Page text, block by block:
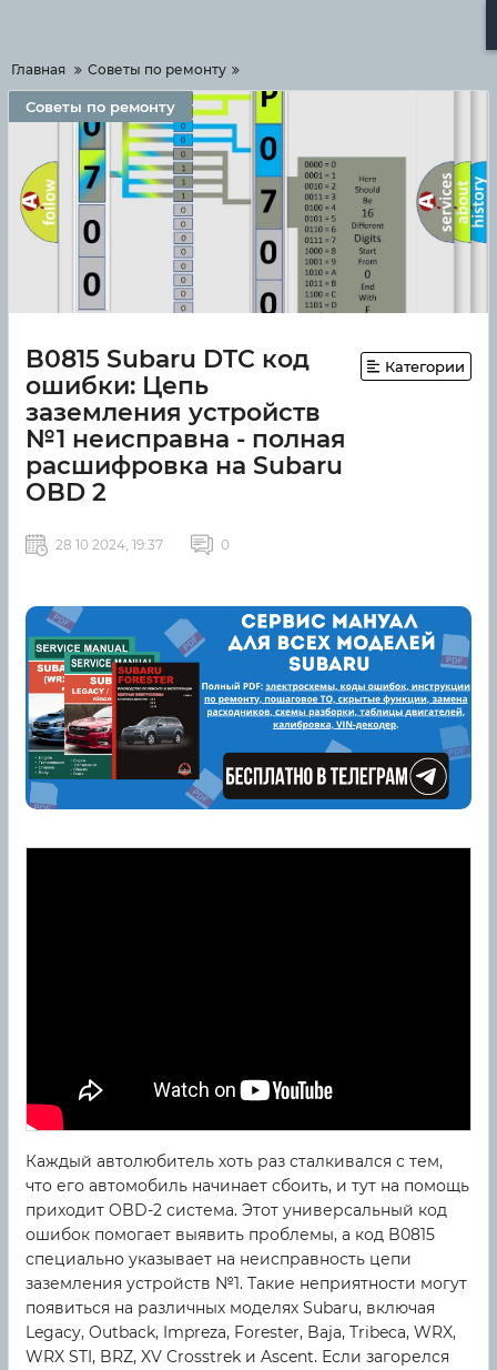
Главная Советы по ремонту
Советы по ремонту
B0815 Subaru DTC код
ошибки: Цепь
заземления устройств
№1 неисправна - полная
расшифровка на Subaru
OBD 2
Категории
28 10 2024, 19:37 0
Каждый автолюбитель хоть раз сталкивался с тем,
что его автомобиль начинает сбоить, и тут на помощь
приходит OBD-2 система. Этот универсальный код
ошибок помогает выявить проблемы, а код B0815
специально указывает на неисправность цепи
заземления устройств №1. Такие неприятности могут
появиться на различных моделях Subaru, включая
Legacy, Outback, Impreza, Forester, Baja, Tribeca, WRX,
WRX STI, BRZ, XV Crosstrek и Ascent. Если загорелся